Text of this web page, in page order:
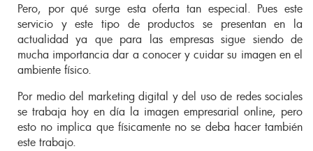
Pero, por qué surge esta oferta tan especial. Pues este
servicio y este tipo de productos se presentan en la
actualidad ya que para las empresas sigue siendo de
mucha importancia dar a conocer y cuidar su imagen en el
ambiente físico.
Por medio del marketing digital y del uso de redes sociales
se trabaja hoy en día la imagen empresarial online, pero
esto no implica que físicamente no se deba hacer también
este trabajo.